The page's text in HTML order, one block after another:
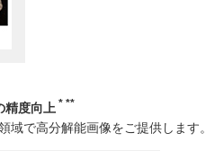
精度向上 * **
で高分解能画像をご提供します。